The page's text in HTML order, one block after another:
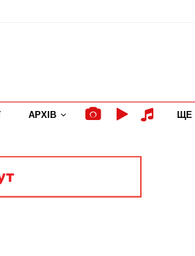
АРХІВ ЩЕ